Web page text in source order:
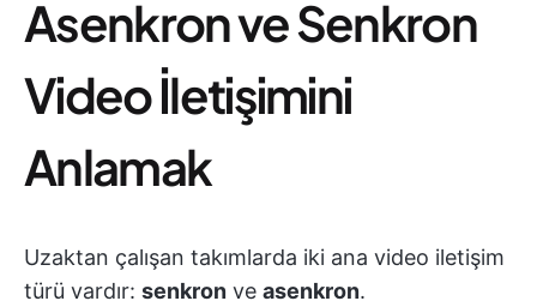
Asenkron ve Senkron
Video İletişimini
Anlamak
Uzaktan çalışan takımlarda iki ana video iletişim
türü vardır: senkron ve asenkron.